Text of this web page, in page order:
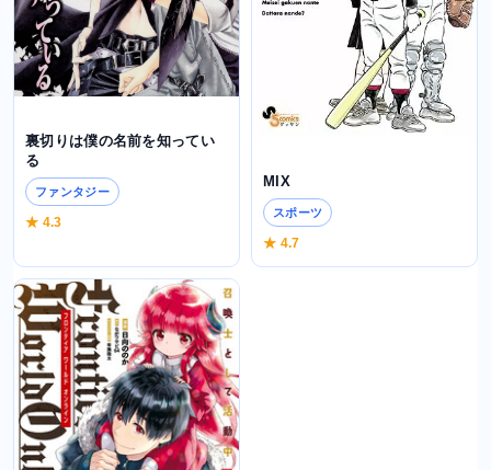
裏切りは僕の名前を知ってい
る
ファンタジー
★ 4.3
MIX
スポーツ
★ 4.7